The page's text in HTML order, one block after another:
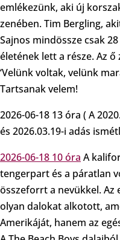
emlékezünk, aki új
zenében. Tim Bergling,
Sajnos mindössze csak
életének lett a része. Az
‘Velünk voltak, velünk
Tartsanak velem!
2026-06-18 13 óra ( A
és 2026.03.19-i adás
2026-06-18 10 óra A
tengerpart és a páratlan
összeforrt a nevükkel. Az
olyan dalokat alkotott,
Amerikáját, hanem az